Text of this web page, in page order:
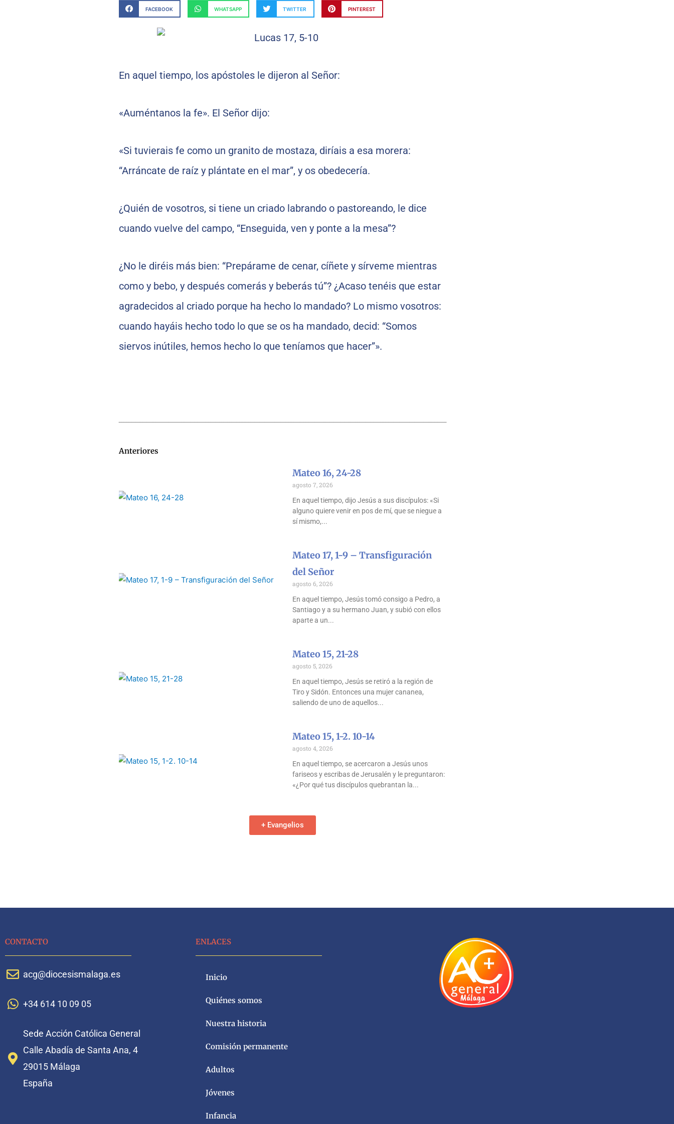
FACEBOOK WHATSAPP TWITTER PINTEREST
En aquel tiempo, los apóstoles le dijeron al Señor:
«Auméntanos la fe». El Señor dijo:
«Si tuvierais fe como un granito de mostaza, diríais a esa morera:
“Arráncate de raíz y plántate en el mar”, y os obedecería.
¿Quién de vosotros, si tiene un criado labrando o pastoreando, le dice
cuando vuelve del campo, “Enseguida, ven y ponte a la mesa”?
¿No le diréis más bien: “Prepárame de cenar, cíñete y sírveme mientras
como y bebo, y después comerás y beberás tú”? ¿Acaso tenéis que estar
agradecidos al criado porque ha hecho lo mandado? Lo mismo vosotros:
cuando hayáis hecho todo lo que se os ha mandado, decid: “Somos
siervos inútiles, hemos hecho lo que teníamos que hacer”».
Anteriores
Mateo 16, 24-28
agosto 7, 2026
En aquel tiempo, dijo Jesús a sus discípulos: «Si
alguno quiere venir en pos de mí, que se niegue a
sí mismo,
Mateo 17, 1-9 – Transfiguración
del Señor
agosto 6, 2026
En aquel tiempo, Jesús tomó consigo a Pedro, a
Santiago y a su hermano Juan, y subió con ellos
aparte a un
Mateo 15, 21-28
agosto 5, 2026
En aquel tiempo, Jesús se retiró a la región de
Tiro y Sidón. Entonces una mujer cananea,
saliendo de uno de aquellos
Mateo 15, 1-2. 10-14
agosto 4, 2026
En aquel tiempo, se acercaron a Jesús unos
fariseos y escribas de Jerusalén y le preguntaron:
«¿Por qué tus discípulos quebrantan la
+ Evangelios
CONTACTO
acg@diocesismalaga.es
+34 614 10 09 05
Sede Acción Católica General
Calle Abadía de Santa Ana, 4
29015 Málaga
España
ENLACES
Inicio
Quiénes somos
Nuestra historia
Comisión permanente
Adultos
Jóvenes
Infancia